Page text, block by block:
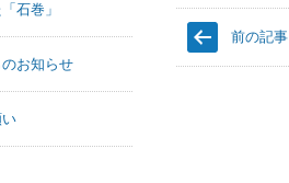
前の記事
石巻」
お知らせ